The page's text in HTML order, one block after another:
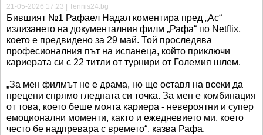
21-05-2026 17:23 | Tennis24.bg
Бившият №1 Рафаел Надал коментира пред „Ас“
излизането на документалния филм „Рафа“ по Netflix,
което е предвидено за 29 май. Той проследява
професионалния път на испанеца, който приключи
кариерата си с 22 титли от турнири от Големия шлем.
„За мен филмът не е драма, но ще оставя на всеки да
прецени спрямо гледната си точка. За мен е комбинация
от това, което беше моята кариера - невероятни и супер
емоционални моменти, както и ежедневието ми, което
често бе надпревара с времето“, казва Рафа.